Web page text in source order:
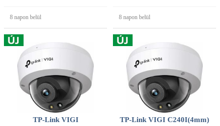
8 napon belül 8 napon belül
TP-Link VIGI
TP-Link VIGI C240I(4mm)